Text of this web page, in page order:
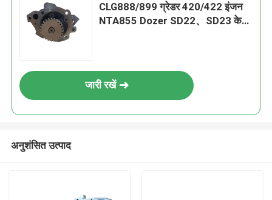
CLG888/899 ग्रेडर 420/422 इंजन
NTA855 Dozer SD22、SD23 के
जारी रखें
अनुशंसित उत्पाद